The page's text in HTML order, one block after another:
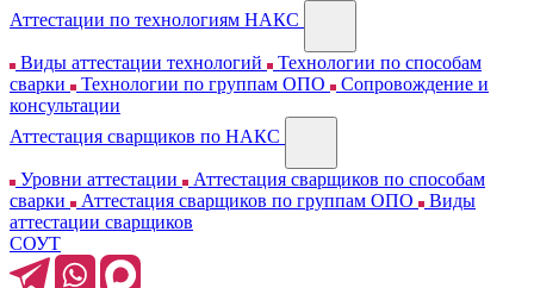
Аттестации по технологиям НАКС
Виды аттестации технологий
Технологии по способам
сварки
Технологии по группам ОПО
Сопровождение и
консультации
Аттестация сварщиков по НАКС
Уровни аттестации
Аттестация сварщиков по способам
сварки
Аттестация сварщиков по группам ОПО
Виды
аттестации сварщиков
СОУТ